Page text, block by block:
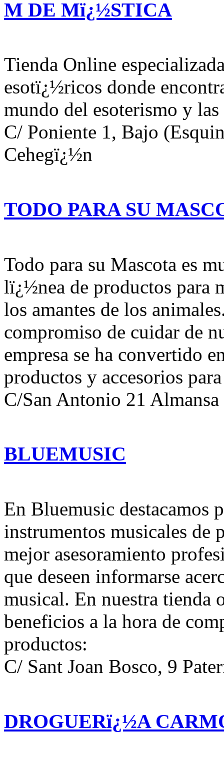
M DE Mï¿½STICA
Tienda Online
esotï¿½ricos donde
mundo del esoterismo y
C/ Poniente 1, Bajo
Cehegï¿½n
TODO PARA SU
Todo para su Mascota es
lï¿½nea de productos para
los amantes de los
compromiso de cuidar de
empresa se ha convertido
productos y accesorios
C/San Antonio 21
BLUEMUSIC
En Bluemusic destacamos
instrumentos musicales de
mejor asesoramiento
que deseen informarse
musical. En nuestra tienda
beneficios a la hora de
productos:
C/ Sant Joan Bosco, 9
DROGUERï¿½A